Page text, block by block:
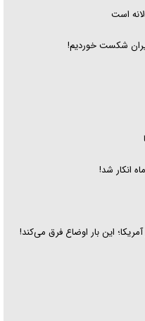
است
ایران شکست خوردیم!
این بار اوضاع فرق می‌کند!